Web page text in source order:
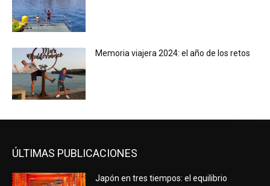
Memoria viajera 2024: el año de los retos
ÚLTIMAS PUBLICACIONES
Japón en tres tiempos: el equilibrio